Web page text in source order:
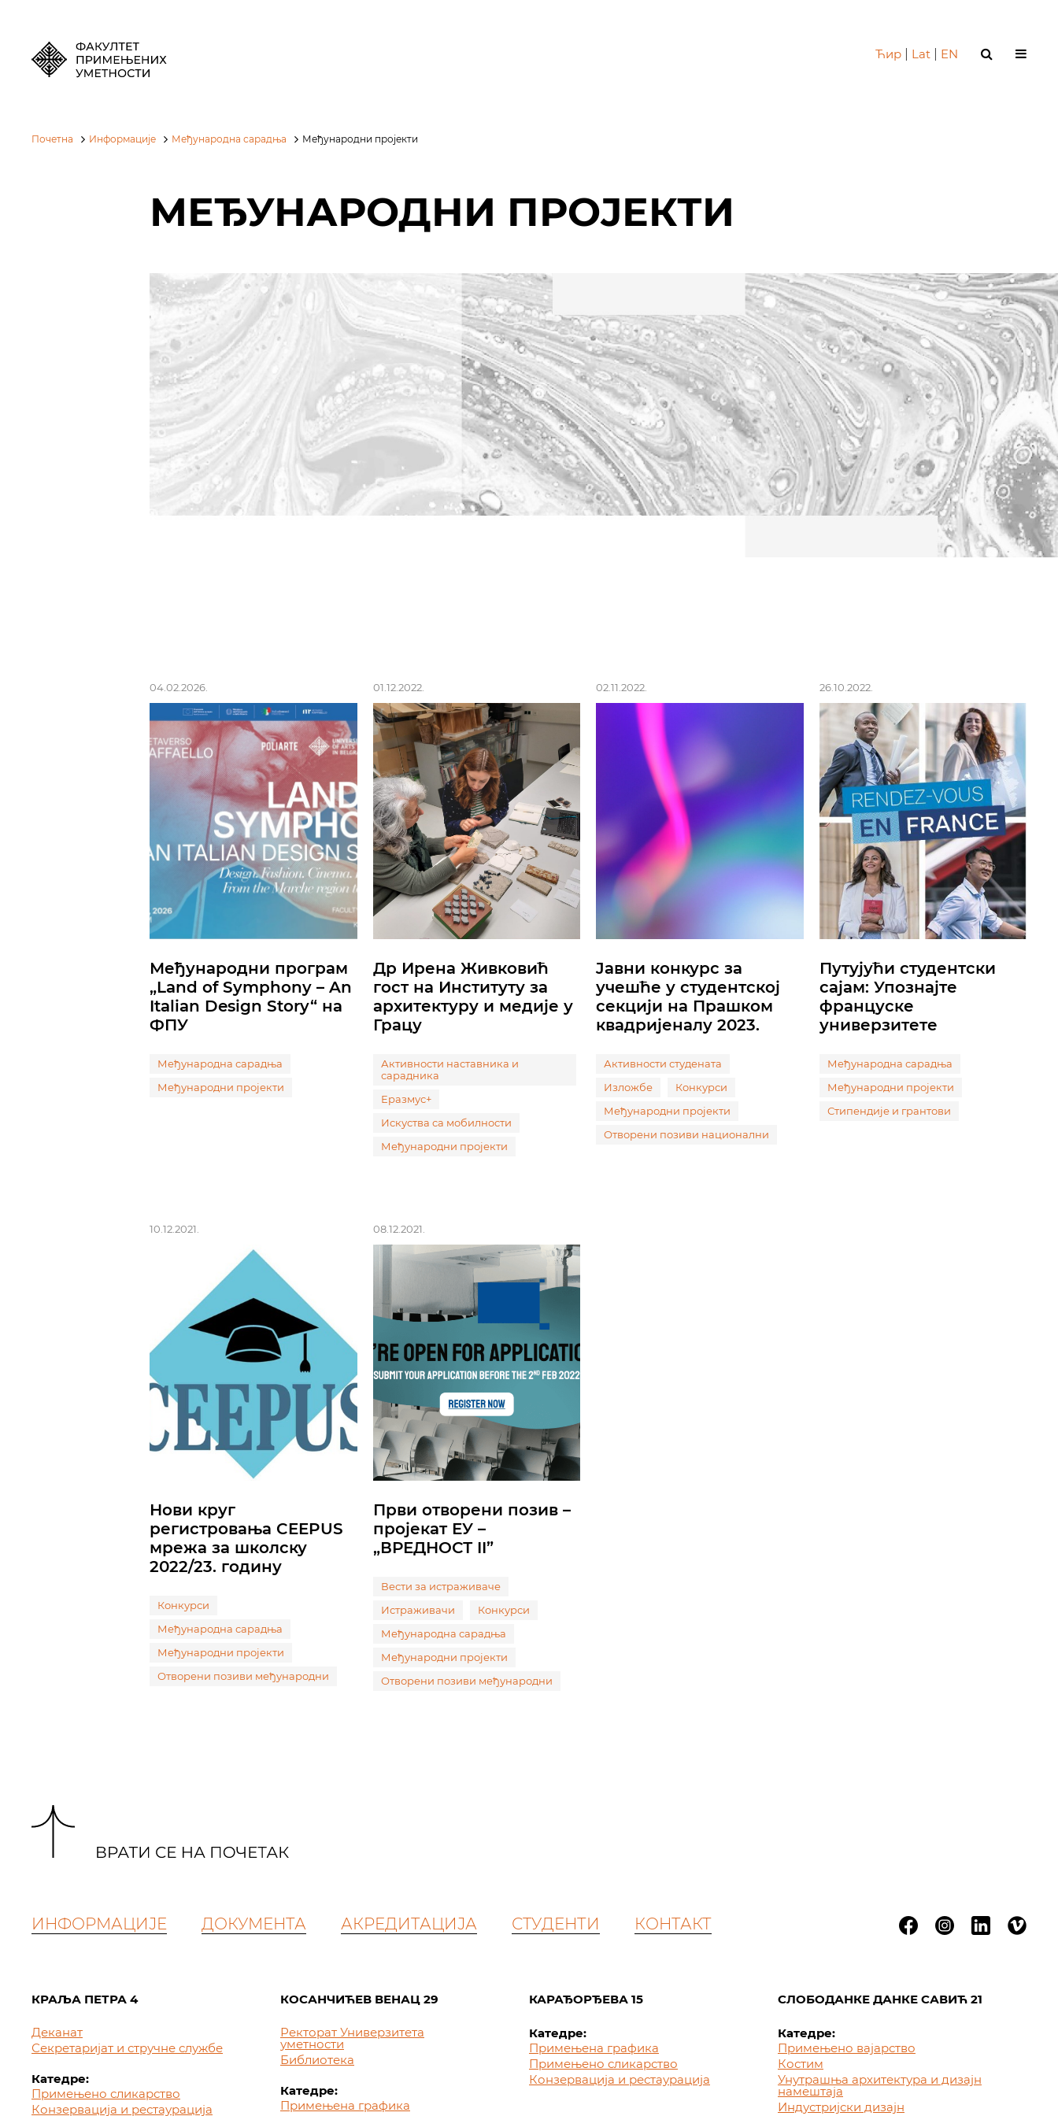
Ћир Lat EN
Почетна Информације Међународна сарадња Међународни пројекти
МЕЂУНАРОДНИ ПРОЈЕКТИ
04.02.2026.
Међународни програм
„Land of Symphony – An
Italian Design Story“ на
ФПУ
Међународна сарадња
Међународни пројекти
01.12.2022.
Др Ирена Живковић
гост на Институту за
архитектуру и медије у
Грацу
Активности наставника и
сарадника
Еразмус+
Искуства са мобилности
Међународни пројекти
02.11.2022.
Jавни конкурс за
учешће у студентској
секцији на Прашком
квадријеналу 2023.
Активности студената
Изложбе
Конкурси
Међународни пројекти
Отворени позиви национални
26.10.2022.
Путујући студентски
сајам: Упознајте
француске
универзитете
Међународна сарадња
Међународни пројекти
Стипендије и грантови
10.12.2021.
Нови круг
регистровања CEEPUS
мрежа за школску
2022/23. годину
Конкурси
Међународна сарадња
Међународни пројекти
Отворени позиви међународни
08.12.2021.
Први отворени позив –
пројекат ЕУ –
„ВРЕДНОСТ II”
Вести за истраживаче
Истраживачи
Конкурси
Међународна сарадња
Међународни пројекти
Отворени позиви међународни
ИНФОРМАЦИЈЕ ДОКУМЕНТА АКРЕДИТАЦИЈА СТУДЕНТИ КОНТАКТ
КРАЉА ПЕТРА 4
Деканат
Секретаријат и стручне службе
Катедре:
Примењено сликарство
Конзервација и рестаурација
КОСАНЧИЋЕВ ВЕНАЦ 29
Ректорат Универзитета
уметности
Библиотека
Катедре:
Примењена графика
КАРАЂОРЂЕВА 15
Катедре:
Примењена графика
Примењено сликарство
Конзервација и рестаурација
СЛОБОДАНКЕ ДАНКЕ САВИЋ 21
Катедре:
Примењено вајарство
Костим
Унутрашња архитектура и дизајн
намештаја
Индустријски дизајн